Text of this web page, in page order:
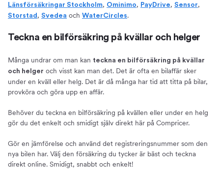
Länsförsäkringar Stockholm, Ominimo, PayDrive, Sensor,
Storstad , Svedea och WaterCircles.
Teckna en bilförsäkring på kvällar och helger
Många undrar om man kan teckna en bilförsäkring på kvällar
och helger och visst kan man det. Det är ofta en bilaffär sker
under en kväll eller helg. Det är då många har tid att titta på bilar,
provköra och göra upp en affär.
Behöver du teckna en bilförsäkring på kvällen eller under en helg
gör du det enkelt och smidigt själv direkt här på Compricer.
Gör en jämförelse och använd det registreringsnummer som den
nya bilen har. Välj den försäkring du tycker är bäst och teckna
direkt online. Smidigt, snabbt och enkelt!